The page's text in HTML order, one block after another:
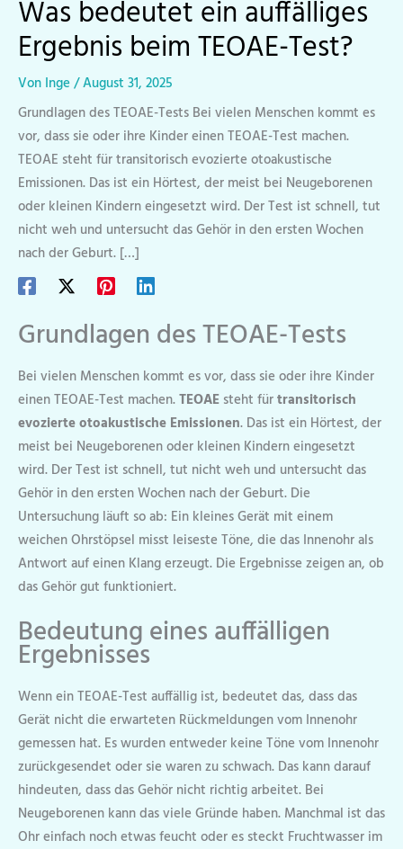
Was bedeutet ein auffälliges
Ergebnis beim TEOAE-Test?
Von Inge/August 31, 2025
Grundlagen des TEOAE-Tests Bei vielen Menschen kommt es
vor, dass sie oder ihre Kinder einen TEOAE-Test machen.
TEOAE steht für transitorisch evozierte otoakustische
Emissionen. Das ist ein Hörtest, der meist bei Neugeborenen
oder kleinen Kindern eingesetzt wird. Der Test ist schnell, tut
nicht weh und untersucht das Gehör in den ersten Wochen
nach der Geburt. […]
Grundlagen des TEOAE-Tests
Bei vielen Menschen kommt es vor, dass sie oder ihre Kinder
einen TEOAE-Test machen.TEOAE steht fürtransitorisch
evozierte otoakustische Emissionen. Das ist ein Hörtest, der
meist bei Neugeborenen oder kleinen Kindern eingesetzt
wird. Der Test ist schnell, tut nicht weh und untersucht das
Gehör in den ersten Wochen nach der Geburt. Die
Untersuchung läuft so ab: Ein kleines Gerät mit einem
weichen Ohrstöpsel misst leiseste Töne, die das Innenohr als
Antwort auf einen Klang erzeugt. Die Ergebnisse zeigen an, ob
das Gehör gut funktioniert.
Bedeutung eines auffälligen
Ergebnisses
Wenn ein TEOAE-Test auffällig ist, bedeutet das, dass das
Gerät nicht die erwarteten Rückmeldungen vom Innenohr
gemessen hat. Es wurden entweder keine Töne vom Innenohr
zurückgesendet oder sie waren zu schwach. Das kann darauf
hindeuten, dass das Gehör nicht richtig arbeitet. Bei
Neugeborenen kann das viele Gründe haben. Manchmal ist das
Ohr einfach noch etwas feucht oder es steckt Fruchtwasser im